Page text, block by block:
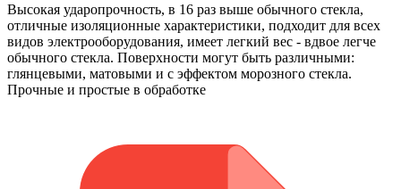
Высокая ударопрочность, в 16 раз выше обычного стекла,
отличные изоляционные характеристики, подходит для всех
видов электрооборудования, имеет легкий вес - вдвое легче
обычного стекла. Поверхности могут быть различными:
глянцевыми, матовыми и с эффектом морозного стекла.
Прочные и простые в обработке